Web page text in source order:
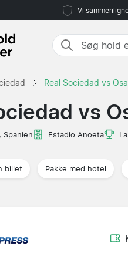
Vi
Real Sociedad vs
vs
Spanien Estadio Anoeta
billet Pakke med hotel